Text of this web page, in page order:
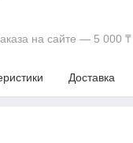
на сайте — 5 000 ₸
Доставка